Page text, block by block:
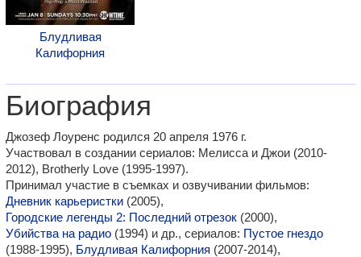
Блудливая
Калифорния
Биография
Джозеф Лоуренс родился 20 апреля 1976 г.
Участвовал в создании сериалов: Мелисса и Джои (2010-
2012), Brotherly Love (1995-1997).
Принимал участие в съемках и озвучивании фильмов:
Дневник карьеристки (2005),
Городские легенды 2: Последний отрезок (2000),
Убийства на радио (1994) и др., сериалов: Пустое гнездо
(1988-1995), Блудливая Калифорния (2007-2014),